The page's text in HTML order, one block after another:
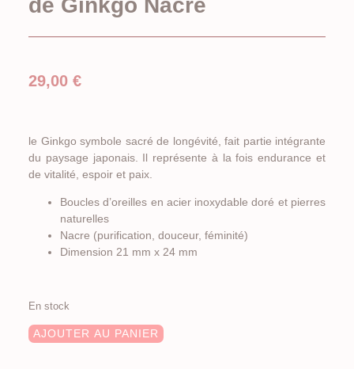
de Ginkgo Nacre
29,00 €
le Ginkgo symbole sacré de longévité, fait partie intégrante
du paysage japonais. Il représente à la fois endurance et
de vitalité, espoir et paix.
Boucles d’oreilles en acier inoxydable doré et pierres
naturelles
Nacre (purification, douceur, féminité)
Dimension 21 mm x 24 mm
En stock
AJOUTER AU PANIER